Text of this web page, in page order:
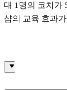
대 1명의 코치가
샵의 교육 효과